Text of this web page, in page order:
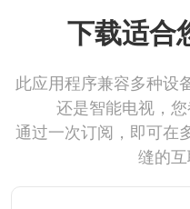
下载适合
此应用程序兼容多种设
还是智能电视，您
通过一次订阅，即可在
缝的互